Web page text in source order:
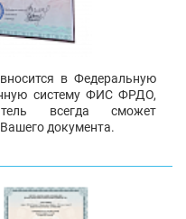
в Федеральную
систему ФИС ФРДО,
всегда сможет
документа.